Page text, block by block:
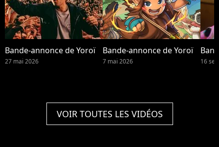
Bande-annonce de Yoroï
27 mai 2026
Bande-annonce de Yoroï
7 mai 2026 16
VOIR TOUTES LES VIDÉOS